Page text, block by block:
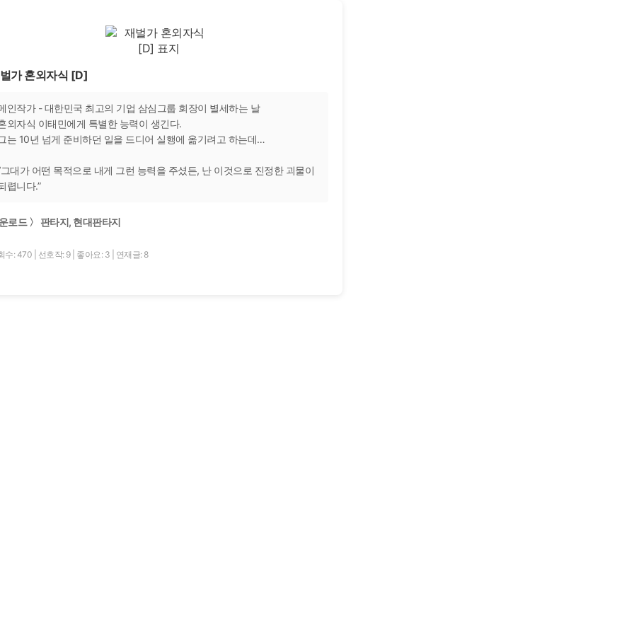
가 혼외자식 [D]
인작가 - 대한민국 최고의 기업 삼심그룹 회장이 별세하는 날
외자식 이태민에게 특별한 능력이 생긴다.
는 10년 넘게 준비하던 일을 드디어 실행에 옮기려고 하는데…
그대가 어떤 목적으로 내게 그런 능력을 주셨든, 난 이것으로 진정한 괴물이
렵니다.”
로드 〉 판타지, 현대판타지
수: 470 선호작: 9 좋아요: 3 연재글: 8